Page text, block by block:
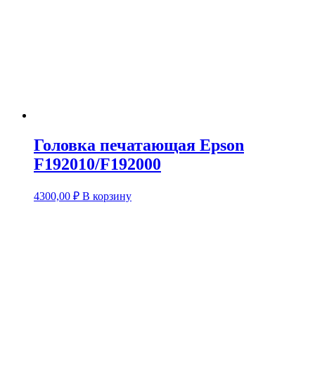
Головка печатающая Epson
F192010/F192000
4300,00 ₽ В корзину